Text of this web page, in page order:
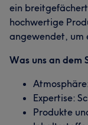
ein
hochwertige
angewendet, um
Was uns an dem
Expertise:
Produkte